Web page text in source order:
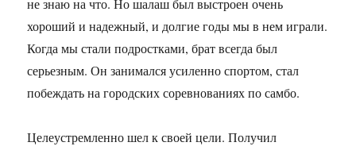
не знаю на что. Но шалаш был выстроен очень
хороший и надежный, и долгие годы мы в нем играли.
Когда мы стали подростками, брат всегда был
серьезным. Он занимался усиленно спортом, стал
побеждать на городских соревнованиях по самбо.
Целеустремленно шел к своей цели. Получил